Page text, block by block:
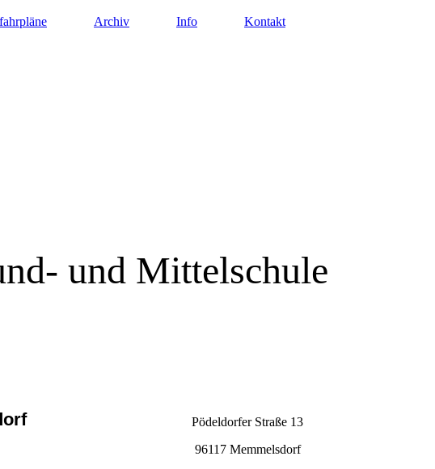
Archiv Info Kontakt
und Mittelschule
Pödeldorfer Straße 13
96117 Memmelsdorf